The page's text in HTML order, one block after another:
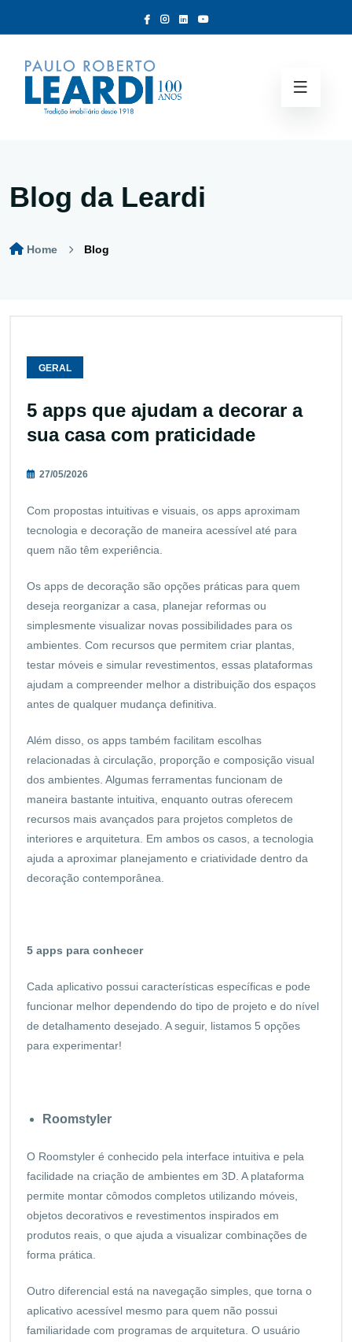
Blog da Leardi
Home Blog
GERAL
5 apps que ajudam a decorar a
sua casa com praticidade
27/05/2026
Com propostas intuitivas e visuais, os apps aproximam
tecnologia e decoração de maneira acessível até para
quem não têm experiência.
Os apps de decoração são opções práticas para quem
deseja reorganizar a casa, planejar reformas ou
simplesmente visualizar novas possibilidades para os
ambientes. Com recursos que permitem criar plantas,
testar móveis e simular revestimentos, essas plataformas
ajudam a compreender melhor a distribuição dos espaços
antes de qualquer mudança definitiva.
Além disso, os apps também facilitam escolhas
relacionadas à circulação, proporção e composição visual
dos ambientes. Algumas ferramentas funcionam de
maneira bastante intuitiva, enquanto outras oferecem
recursos mais avançados para projetos completos de
interiores e arquitetura. Em ambos os casos, a tecnologia
ajuda a aproximar planejamento e criatividade dentro da
decoração contemporânea.
5 apps para conhecer
Cada aplicativo possui características específicas e pode
funcionar melhor dependendo do tipo de projeto e do nível
de detalhamento desejado. A seguir, listamos 5 opções
para experimentar!
Roomstyler
O Roomstyler é conhecido pela interface intuitiva e pela
facilidade na criação de ambientes em 3D. A plataforma
permite montar cômodos completos utilizando móveis,
objetos decorativos e revestimentos inspirados em
produtos reais, o que ajuda a visualizar combinações de
forma prática.
Outro diferencial está na navegação simples, que torna o
aplicativo acessível mesmo para quem não possui
familiaridade com programas de arquitetura. O usuário